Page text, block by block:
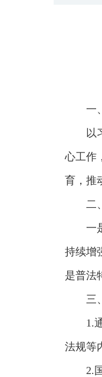
一
以
心工作
育，推
二
一
持续增
是普法
三
1.
法规等
2.